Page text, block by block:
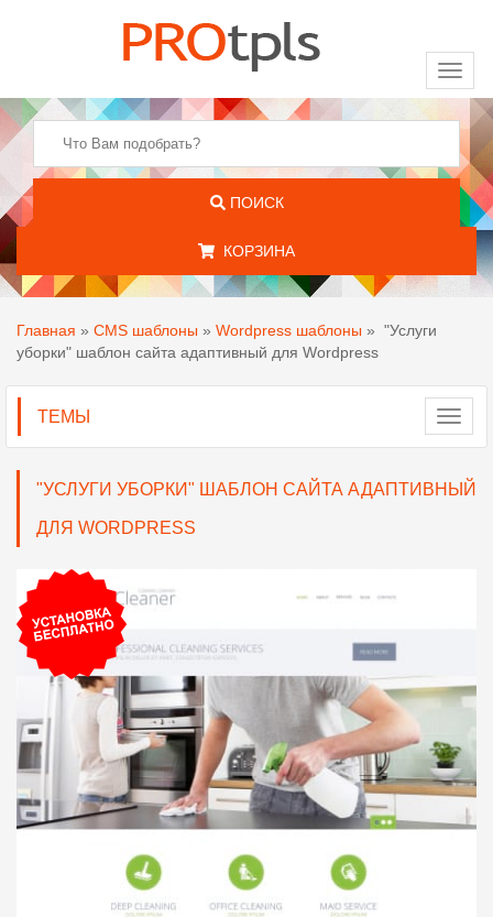
ПОИСК
КОРЗИНА
Главная » CMS шаблоны » Wordpress шаблоны » "Услуги
уборки" шаблон сайта адаптивный для Wordpress
ТЕМЫ
"УСЛУГИ УБОРКИ" ШАБЛОН САЙТА АДАПТИВНЫЙ
ДЛЯ WORDPRESS